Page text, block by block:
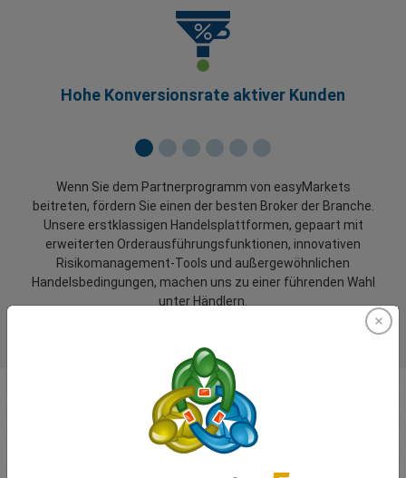
Hohe Konversionsrate aktiver Kunden
Wenn Sie dem Partnerprogramm von easyMarkets
beitreten, fördern Sie einen der besten Broker der Branche.
Unsere erstklassigen Handelsplattformen, gepaart mit
erweiterten Orderausführungsfunktionen, innovativen
Risikomanagement-Tools und außergewöhnlichen
Handelsbedingungen, machen uns zu einer führenden Wahl
unter Händlern.
Was unsereHändler